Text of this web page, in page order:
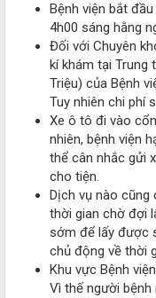
Bệnh viện bắt
4h00 sáng hằng
Đối với Chuyên
kí khám tại Trung
Triệu) của Bệnh
Tuy nhiên chi phí
Xe ô tô đi vào
nhiên, bệnh viện
thể cân nhắc gửi
cho tiện.
Dịch vụ nào cũng
thời gian chờ đợi
sớm để lấy được
chủ động về thời
Khu vực Bệnh
Vì thế người